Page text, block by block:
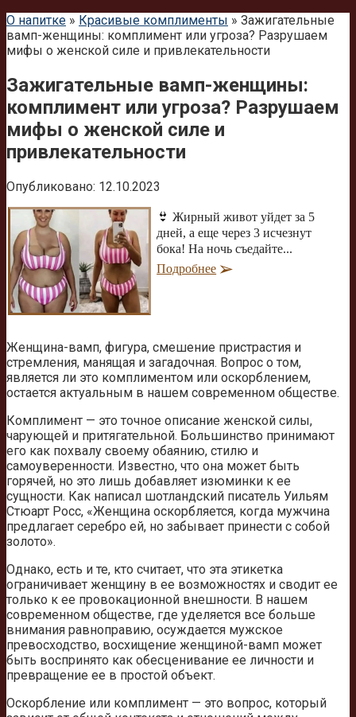
О напитке » Красивые комплименты » Зажигательные
вамп-женщины: комплимент или угроза? Разрушаем
мифы о женской силе и привлекательности
Зажигательные вамп-женщины:
комплимент или угроза? Разрушаем
мифы о женской силе и
привлекательности
Опубликовано: 12.10.2023
👙 Жирный живот уйдет за 5
дней, а еще через 3 исчезнут
бока! На ночь съедайте...
Подробнее
Женщина-вамп, фигура, смешение пристрастия и
стремления, манящая и загадочная. Вопрос о том,
является ли это комплиментом или оскорблением,
остается актуальным в нашем современном обществе.
Комплимент — это точное описание женской силы,
чарующей и притягательной. Большинство принимают
его как похвалу своему обаянию, стилю и
самоуверенности. Известно, что она может быть
горячей, но это лишь добавляет изюминки к ее
сущности. Как написал шотландский писатель Уильям
Стюарт Росс, «Женщина оскорбляется, когда мужчина
предлагает серебро ей, но забывает принести с собой
золото».
Однако, есть и те, кто считает, что эта этикетка
ограничивает женщину в ее возможностях и сводит ее
только к ее провокационной внешности. В нашем
современном обществе, где уделяется все больше
внимания равноправию, осуждается мужское
превосходство, восхищение женщиной-вамп может
быть воспринято как обесценивание ее личности и
превращение ее в простой объект.
Оскорбление или комплимент — это вопрос, который